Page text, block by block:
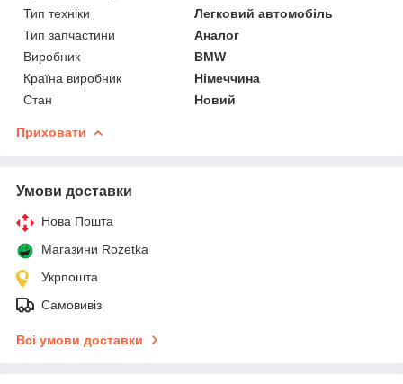
Тип техніки
Легковий автомобіль
Тип запчастини
Аналог
Виробник
BMW
Країна виробник
Німеччина
Стан
Новий
Приховати
Умови доставки
Нова Пошта
Магазини Rozetka
Укрпошта
Самовивіз
Всі умови доставки